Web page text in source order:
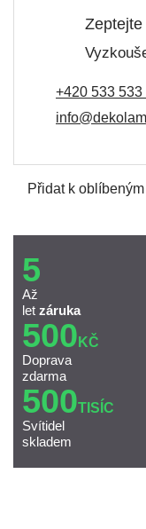
+420 533 533
Přidat k oblíbeným
5
Až
let záruka
500 KČ
Doprava
zdarma
500TISÍC
Svítidel
skladem